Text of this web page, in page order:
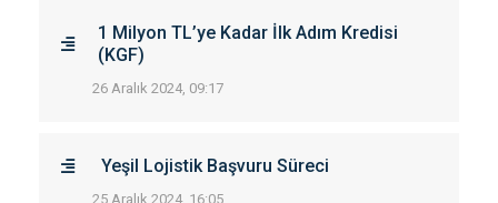
1 Milyon TL’ye Kadar İlk Adım Kredisi
(KGF)
26 Aralık 2024, 09:17
Yeşil Lojistik Başvuru Süreci
25 Aralık 2024, 16:05